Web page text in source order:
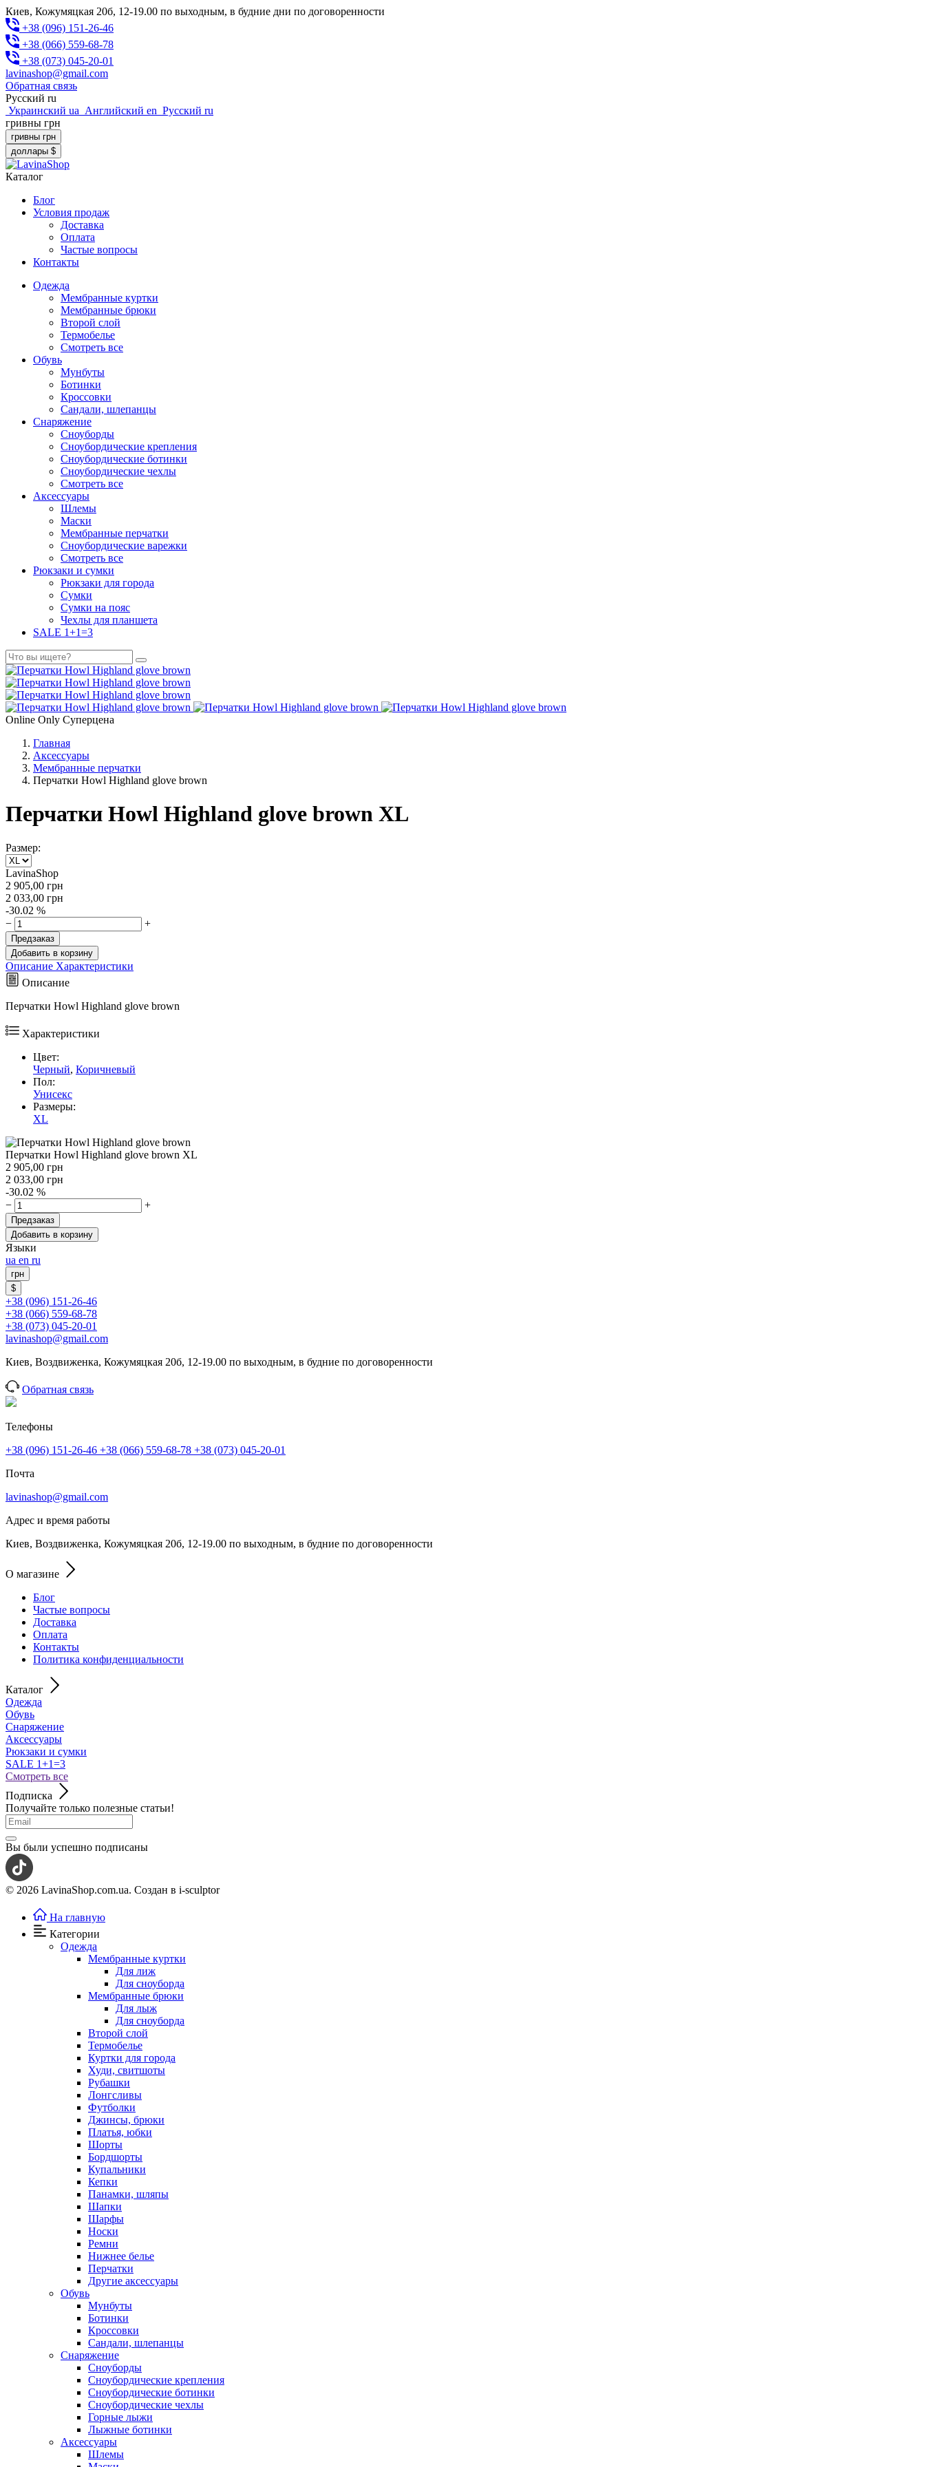
Киев, Кожумяцкая 20б, 12-19.00 по выходным, в будние дни по договоренности
+38 (096) 151-26-46
+38 (066) 559-68-78
+38 (073) 045-20-01
lavinashop@gmail.com
Обратная связь
Русский ru
Украинский ua Английский en Русский ru
гривны грн
гривны грн
доллары $
Каталог
Блог
Условия продаж
Доставка
Оплата
Частые вопросы
Контакты
Одежда
Мембранные куртки
Мембранные брюки
Второй слой
Термобелье
Смотреть все
Обувь
Мунбуты
Ботинки
Кроссовки
Сандали, шлепанцы
Снаряжение
Сноуборды
Сноубордические крепления
Сноубордические ботинки
Сноубордические чехлы
Смотреть все
Аксессуары
Шлемы
Маски
Мембранные перчатки
Сноубордические варежки
Смотреть все
Рюкзаки и сумки
Рюкзаки для города
Сумки
Сумки на пояс
Чехлы для планшета
SALE 1+1=3
Оnline Оnly Суперцена
Главная
Аксессуары
Мембранные перчатки
Перчатки Howl Highland glove brown
Перчатки Howl Highland glove brown XL
Размер:
LavinaShop
2 905,00 грн
2 033,00 грн
-30.02 %
−
+
Предзаказ
Добавить в корзину
Описание Характеристики
Описание
Перчатки Howl Highland glove brown
Характеристики
Цвет:
Черный, Коричневый
Пол:
Унисекс
Размеры:
XL
Перчатки Howl Highland glove brown XL
2 905,00 грн
2 033,00 грн
-30.02 %
−
+
Предзаказ
Добавить в корзину
Языки
ua en ru
грн
$
+38 (096) 151-26-46
+38 (066) 559-68-78
+38 (073) 045-20-01
lavinashop@gmail.com
Киев, Воздвиженка, Кожумяцкая 20б, 12-19.00 по выходным, в будние по договоренности
Обратная связь
Телефоны
+38 (096) 151-26-46 +38 (066) 559-68-78 +38 (073) 045-20-01
Почта
lavinashop@gmail.com
Адрес и время работы
Киев, Воздвиженка, Кожумяцкая 20б, 12-19.00 по выходным, в будние по договоренности
О магазине
Блог
Частые вопросы
Доставка
Оплата
Контакты
Политика конфиденциальности
Каталог
Одежда
Обувь
Снаряжение
Аксессуары
Рюкзаки и сумки
SALE 1+1=3
Смотреть все
Подписка
Получайте только полезные статьи!
Вы были успешно подписаны
© 2026 LavinaShop.com.ua. Создан в i-sculptor
На главную
Категории
Одежда
Мембранные куртки
Для лиж
Для сноуборда
Мембранные брюки
Для лыж
Для сноуборда
Второй слой
Термобелье
Куртки для города
Худи, свитшоты
Рубашки
Лонгсливы
Футболки
Джинсы, брюки
Платья, юбки
Шорты
Бордшорты
Купальники
Кепки
Панамки, шляпы
Шапки
Шарфы
Носки
Ремни
Нижнее белье
Перчатки
Другие аксессуары
Обувь
Мунбуты
Ботинки
Кроссовки
Сандали, шлепанцы
Снаряжение
Сноуборды
Сноубордические крепления
Сноубордические ботинки
Сноубордические чехлы
Горные лыжи
Лыжные ботинки
Аксессуары
Шлемы